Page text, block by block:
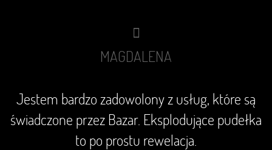
MAGDALENA
Jestem bardzo zadowolony z usług, które są
świadczone przez Bazar. Eksplodujące pudełka
to po prostu rewelacja.